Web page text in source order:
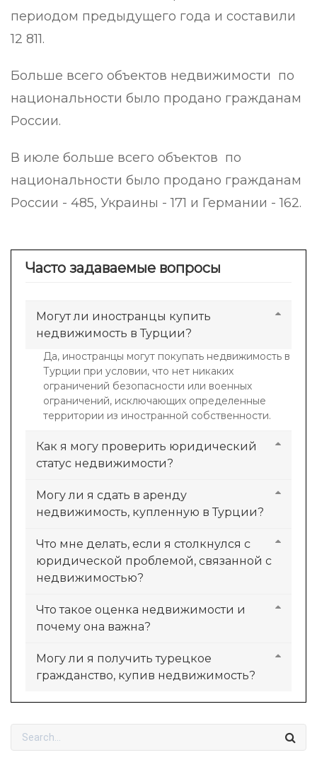
периодом предыдущего года и составили
12 811.
Больше всего объектов недвижимости по
национальности было продано гражданам
России.
В июле больше всего объектов по
национальности было продано гражданам
России - 485, Украины - 171 и Германии - 162.
Часто задаваемые вопросы
Могут ли иностранцы купить
недвижимость в Турции?
Да, иностранцы могут покупать недвижимость в
Турции при условии, что нет никаких
ограничений безопасности или военных
ограничений, исключающих определенные
территории из иностранной собственности.
Как я могу проверить юридический
статус недвижимости?
Могу ли я сдать в аренду
недвижимость, купленную в Турции?
Что мне делать, если я столкнулся с
юридической проблемой, связанной с
недвижимостью?
Что такое оценка недвижимости и
почему она важна?
Могу ли я получить турецкое
гражданство, купив недвижимость?